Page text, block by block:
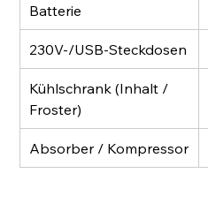
Batterie
230V-/USB-Steckdosen
Kühlschrank (Inhalt /
Froster)
Absorber / Kompressor